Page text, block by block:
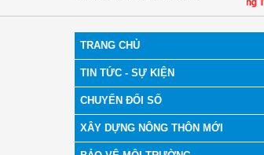
Hội LHPN tỉnh Đồng
TRANG CHỦ
TIN TỨC - SỰ KIỆN
CHUYỂN ĐỔI SỐ
XÂY DỰNG NÔNG THÔN MỚI